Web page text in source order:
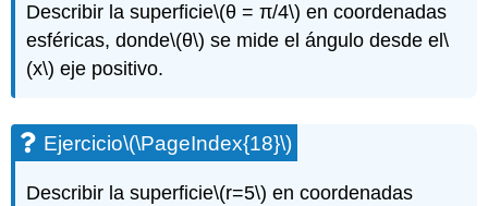
Describir la superficie\(θ = π/4\) en coordenadas
esféricas, donde\(θ\) se mide el ángulo desde el\
(x\) eje positivo.
Ejercicio\(\PageIndex{18}\)
Describir la superficie\(r=5\) en coordenadas